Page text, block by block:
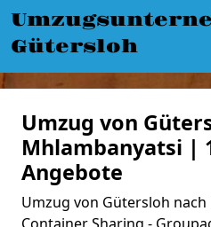
Gütersloh
Umzug von
Mhlambanyatsi |
Angebote
Umzug von Gütersloh